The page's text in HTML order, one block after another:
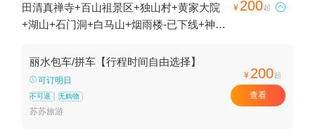
田清真禅寺+百山祖景区+独山村+黄家大院
+湖山+石门洞+白马山+烟雨楼-已下线+神龙
始林+石仓清代民居群+畲乡之窗+古堰画乡
旅游度假区+仙都观+缙云仙都景区+龙泉山
旅游区+大港头+庆元县巾子峰国家森林公园
+九龙山国家级自然保护区+鼎湖峰+延庆寺
¥ 200起 
丽水包车/拼车【行程时间自由选择】
可订明日
不可退 无购物
苏苏旅游
¥ 200起
查看